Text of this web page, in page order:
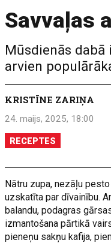
Savvaļas
Mūsdienās
arvien
KRISTĪNE ZARIŅA
24. maijs, 2025, 18:00
RECEPTES
Nātru zupa, nezāļu
uzskatīta par dīvainību.
balandu, podagras
izmantošana pārtikā
pieneņu sakņu kafija,